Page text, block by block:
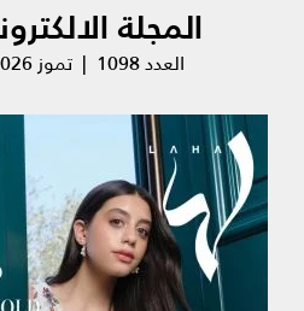
المجلة
العدد 1098 | تموز 2026